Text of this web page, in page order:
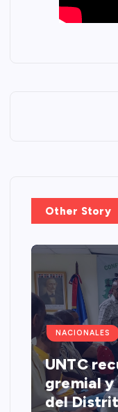
Other Story
NACIONALES
UNTC
gremial
del